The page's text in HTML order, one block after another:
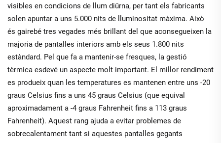
visibles en condicions de llum diürna, per tant els fabricants
solen apuntar a uns 5.000 nits de lluminositat màxima. Això
és gairebé tres vegades més brillant del que aconsegueixen la
majoria de pantalles interiors amb els seus 1.800 nits
estàndard. Pel que fa a mantenir-se fresques, la gestió
tèrmica esdevé un aspecte molt important. El millor rendiment
es produeix quan les temperatures es mantenen entre uns -20
graus Celsius fins a uns 45 graus Celsius (que equival
aproximadament a -4 graus Fahrenheit fins a 113 graus
Fahrenheit). Aquest rang ajuda a evitar problemes de
sobrecalentament tant si aquestes pantalles gegants